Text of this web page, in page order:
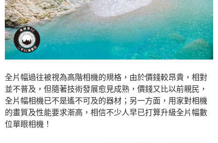
全片幅過往被視為高階相機的規格，由於價錢較昂貴，相對
並不普及，但隨著技術發展愈見成熟，價錢又比以前親民，
全片幅相機已不是遙不可及的器材；另一方面，用家對相機
的畫質及性能要求漸高，相信不少人早已打算升級全片幅數
位單眼相機！